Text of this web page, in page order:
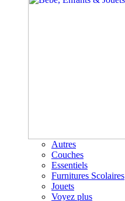
Autres
Couches
Essentiels
Furnitures Scolaires
Jouets
Voyez plus